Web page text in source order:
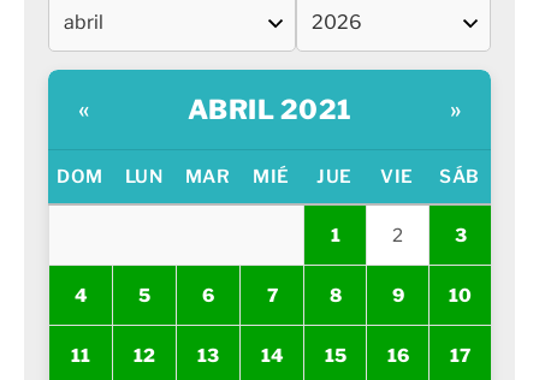
« ABRIL 2021 »
DOM LUN MAR MIÉ JUE VIE SÁB
1 2 3
4 5 6 7 8 9 10
11 12 13 14 15 16 17